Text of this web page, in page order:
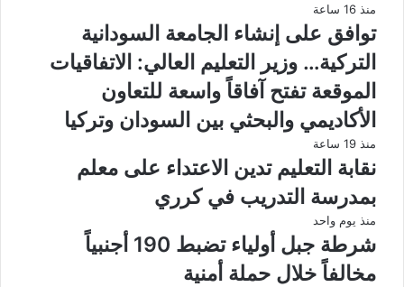
منذ 16 ساعة
توافق على إنشاء الجامعة السودانية
التركية… وزير التعليم العالي: الاتفاقيات
الموقعة تفتح آفاقاً واسعة للتعاون
الأكاديمي والبحثي بين السودان وتركيا
منذ 19 ساعة
نقابة التعليم تدين الاعتداء على معلم
بمدرسة التدريب في كرري
منذ يوم واحد
شرطة جبل أولياء تضبط 190 أجنبياً
مخالفاً خلال حملة أمنية